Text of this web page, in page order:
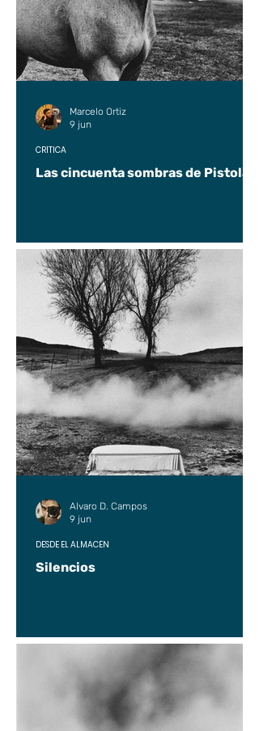
Las cincuenta sombras de Pistolas
CRÍTICA
Marcelo Ortiz
9 jun
Silencios
DESDE EL ALMACÉN
Alvaro D. Campos
9 jun